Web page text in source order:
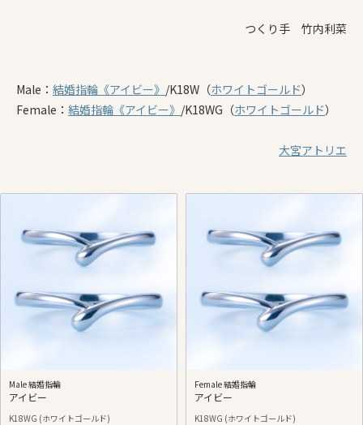
つくり手 竹内利菜
Male： 結婚指輪 《アイビー》 /K18W（ホワイトゴールド）
Female： 結婚指輪 《アイビー》 /K18WG（ホワイトゴールド）
大宮アトリエ
Male 結婚指輪
アイビー
K18WG (ホワイトゴールド)
Female 結婚指輪
アイビー
K18WG (ホワイトゴールド)